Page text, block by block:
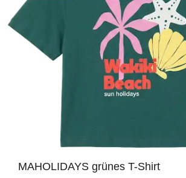
MAHOLIDAYS grünes T-Shirt